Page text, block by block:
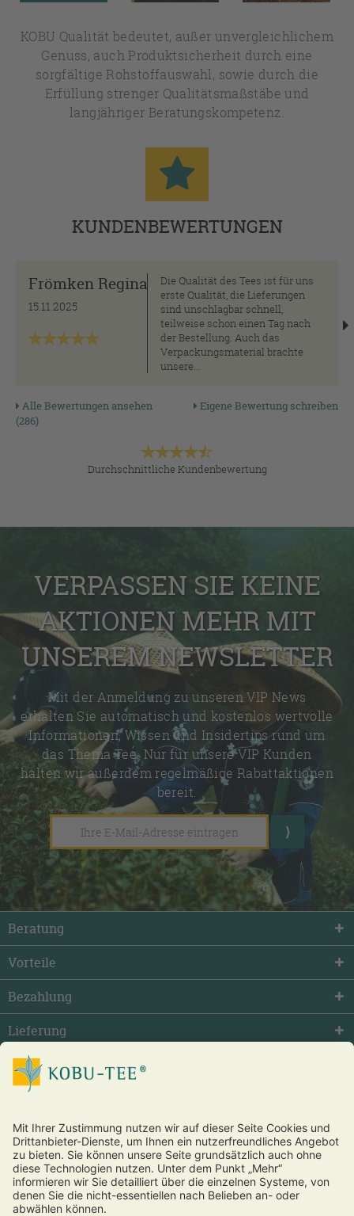
KOBU Qualität bedeutet, außer unvergleichlichem
Genuss, auch Produktsicherheit durch eine
sorgfältige Rohstoffauswahl, sowie durch die
Erfüllung strenger Qualitätsmaßstäbe und
langjähriger Beratungskompetenz.
KUNDENBEWERTUNGEN
Frömken Regina
15.11.2025
Die Qualität des Tees ist für uns
erste Qualität, die Lieferungen
sind unschlagbar schnell,
teilweise schon einen Tag nach
der Bestellung. Auch das
Verpackungsmaterial brachte
unsere...
Alle Bewertungen ansehen
(286)
Eigene Bewertung schreiben
Durchschnittliche Kundenbewertung
VERPASSEN SIE KEINE
AKTIONEN MEHR MIT
UNSEREM NEWSLETTER
Mit der Anmeldung zu unseren VIP News
erhalten Sie automatisch und kostenlos wertvolle
Informationen, Wissen und Insidertips rund um
das Thema Tee. Nur für unsere VIP Kunden
halten wir außerdem regelmäßige Rabattaktionen
bereit.
Beratung
Vorteile
Bezahlung
Lieferung
facebook twitter youtube
Vertrag widerrufen